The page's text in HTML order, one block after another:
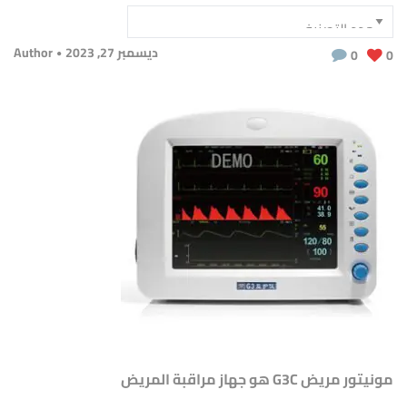
ديسمبر 27, 2023 Author 0 0
مونيتور مريض G3C هو جهاز مراقبة المريض